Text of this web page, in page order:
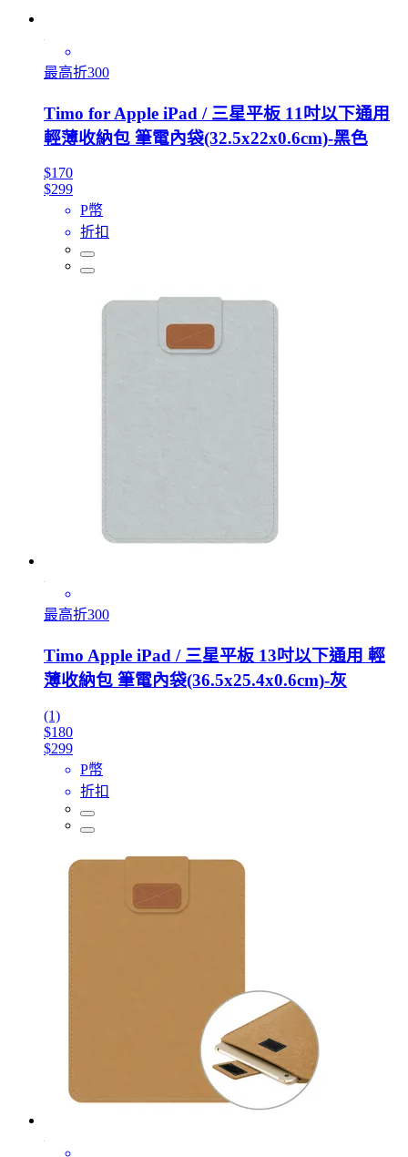
最高折300
Timo for Apple iPad / 三星平板 11吋以下通用
輕薄收納包 筆電內袋(32.5x22x0.6cm)-黑色
$170
$299
P幣
折扣
最高折300
Timo Apple iPad / 三星平板 13吋以下通用 輕
薄收納包 筆電內袋(36.5x25.4x0.6cm)-灰
(1)
$180
$299
P幣
折扣